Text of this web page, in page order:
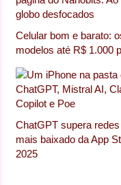
Celular bom e barato:
modelos até R$ 1.000
ChatGPT supera
mais baixado da App
2025